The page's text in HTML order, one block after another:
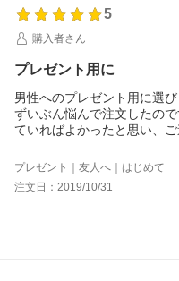
5
購入者さん
プレゼント用に
男性へのプレゼント用に選
ずいぶん悩んで注文したの
ていればよかったと思い、
前に変更の連絡を入れて交
応いただきありがとうござ
また機会がありましたらぜ
思います。ご親切な対応、
プレゼント｜友人へ｜はじめて
注文日：2019/10/31